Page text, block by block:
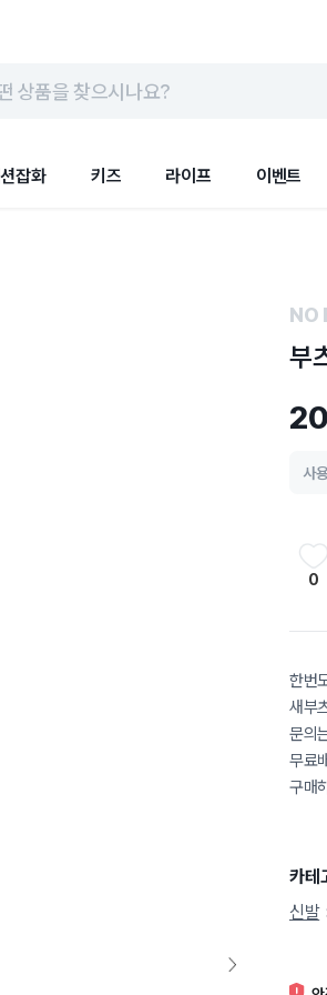
상품을 찾으시나요?
잡화 키즈 라이프 이벤트
NO
부
사
0
한번
새부
문의
무료
구매
카테
신발